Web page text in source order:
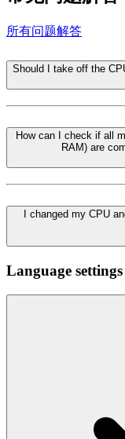
所有问题解答
Should I take off the
How can I check if all
RAM) are
I changed my CPU
Language settings